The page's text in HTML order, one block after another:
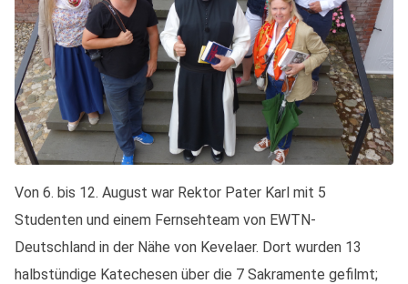
Von 6. bis 12. August war Rektor Pater Karl mit 5
Studenten und einem Fernsehteam von EWTN-
Deutschland in der Nähe von Kevelaer. Dort wurden 13
halbstündige Katechesen über die 7 Sakramente gefilmt;